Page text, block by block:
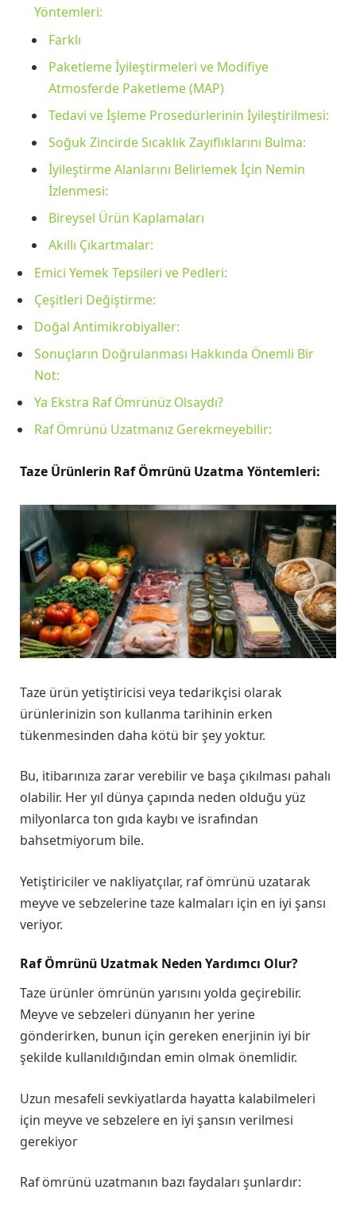
Yöntemleri:
Farklı
Paketleme İyileştirmeleri ve Modifiye
Atmosferde Paketleme (MAP)
Tedavi ve İşleme Prosedürlerinin İyileştirilmesi:
Soğuk Zincirde Sıcaklık Zayıflıklarını Bulma:
İyileştirme Alanlarını Belirlemek İçin Nemin
İzlenmesi:
Bireysel Ürün Kaplamaları
Akıllı Çıkartmalar:
Emici Yemek Tepsileri ve Pedleri:
Çeşitleri Değiştirme:
Doğal Antimikrobiyaller:
Sonuçların Doğrulanması Hakkında Önemli Bir
Not:
Ya Ekstra Raf Ömrünüz Olsaydı?
Raf Ömrünü Uzatmanız Gerekmeyebilir:
Taze Ürünlerin Raf Ömrünü Uzatma Yöntemleri:
Taze ürün yetiştiricisi veya tedarikçisi olarak
ürünlerinizin son kullanma tarihinin erken
tükenmesinden daha kötü bir şey yoktur.
Bu, itibarınıza zarar verebilir ve başa çıkılması pahalı
olabilir. Her yıl dünya çapında neden olduğu yüz
milyonlarca ton gıda kaybı ve israfından
bahsetmiyorum bile.
Yetiştiriciler ve nakliyatçılar, raf ömrünü uzatarak
meyve ve sebzelerine taze kalmaları için en iyi şansı
veriyor.
Raf Ömrünü Uzatmak Neden Yardımcı Olur?
Taze ürünler ömrünün yarısını yolda geçirebilir.
Meyve ve sebzeleri dünyanın her yerine
gönderirken, bunun için gereken enerjinin iyi bir
şekilde kullanıldığından emin olmak önemlidir.
Uzun mesafeli sevkiyatlarda hayatta kalabilmeleri
için meyve ve sebzelere en iyi şansın verilmesi
gerekiyor
Raf ömrünü uzatmanın bazı faydaları şunlardır: